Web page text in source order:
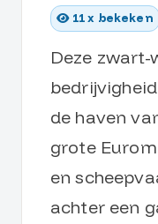
11x bekeken
Deze
de haven
grote
en
achter een